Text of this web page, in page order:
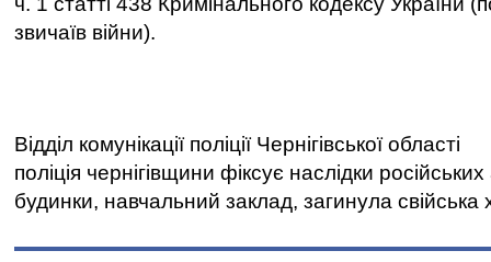
звичаїв війни).
Відділ комунікації поліції Чернігівської області
поліція чернігівщини фіксує наслідки
будинки, навчальний заклад, загинула